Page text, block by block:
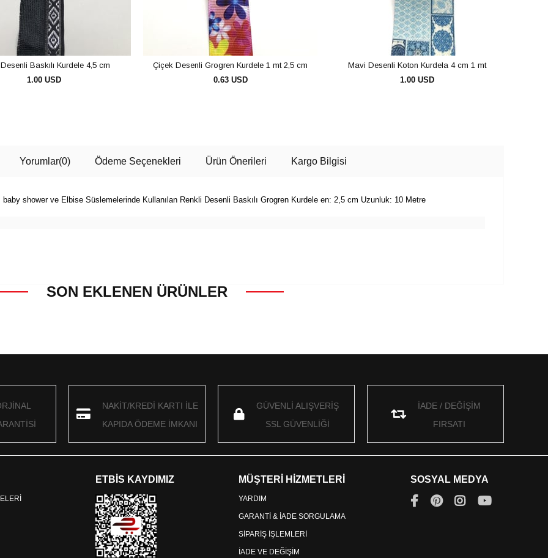
Baskılı Kurdele 4,5 cm
1.00 USD
Çiçek Desenli Grogren Kurdele 1 mt 2,5 cm
0.63 USD
Mavi Desenli Koton Kurdela 4 cm 1 mt
1.00 USD
Yorumlar(0) Ödeme Seçenekleri Ürün Önerileri Kargo Bilgisi
shower ve Elbise Süslemelerinde Kullanılan Renkli Desenli Baskılı Grogren Kurdele en: 2,5 cm Uzunluk: 10 Metre
SON EKLENEN ÜRÜNLER
NAKİT/KREDİ KARTI İLE
KAPIDA ÖDEME İMKANI
GÜVENLİ ALIŞVERİŞ
SSL GÜVENLİĞİ
İADE / DEĞİŞİM
FIRSATI
ETBİS KAYDIMIZ MÜŞTERİ HİZMETLERİ
YARDIM
GARANTİ & İADE SORGULAMA
SİPARİŞ İŞLEMLERİ
İADE VE DEĞİŞİM
SOSYAL MEDYA